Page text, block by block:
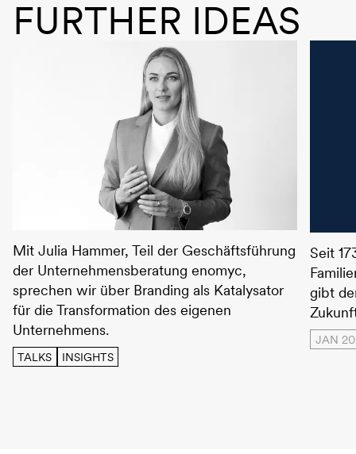
FURTHER IDEAS
Mit Julia Hammer, Teil der Geschäftsführung
der Unternehmensberatung enomyc,
sprechen wir über Branding als Katalysator
für die Transformation des eigenen
Unternehmens.
TALKS INSIGHTS
Seit
gibt
JAN